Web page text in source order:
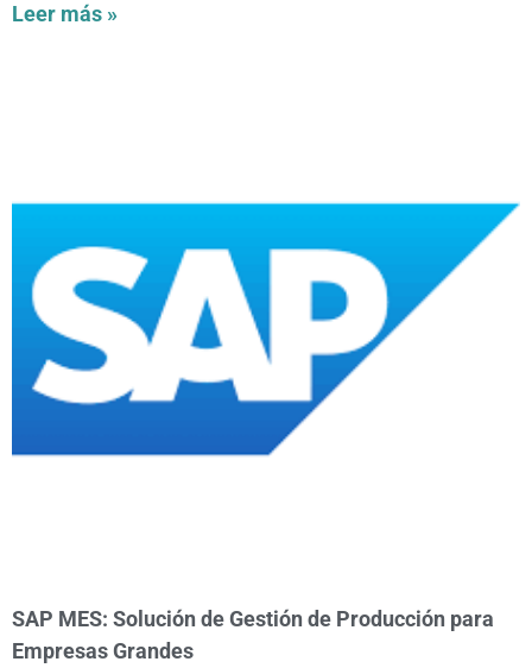
Leer más »
SAP MES: Solución de Gestión de Producción para
Empresas Grandes